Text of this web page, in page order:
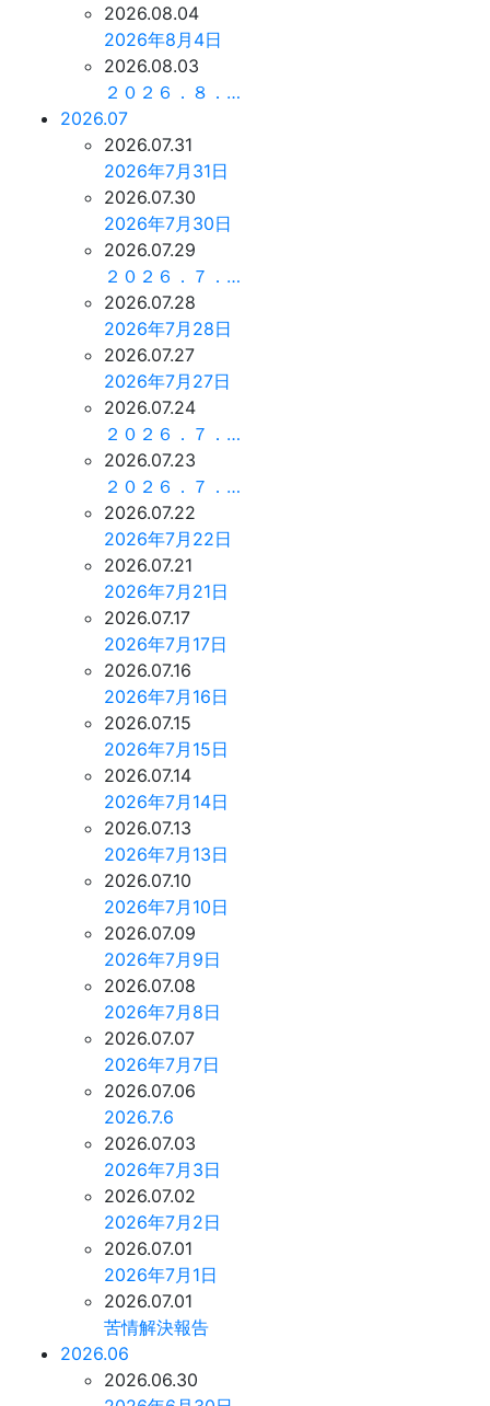
2026.08.04
2026年8月4日
2026.08.03
２０２６．８．…
2026.07
2026.07.31
2026年7月31日
2026.07.30
2026年7月30日
2026.07.29
２０２６．７．…
2026.07.28
2026年7月28日
2026.07.27
2026年7月27日
2026.07.24
２０２６．７．…
2026.07.23
２０２６．７．…
2026.07.22
2026年7月22日
2026.07.21
2026年7月21日
2026.07.17
2026年7月17日
2026.07.16
2026年7月16日
2026.07.15
2026年7月15日
2026.07.14
2026年7月14日
2026.07.13
2026年7月13日
2026.07.10
2026年7月10日
2026.07.09
2026年7月9日
2026.07.08
2026年7月8日
2026.07.07
2026年7月7日
2026.07.06
2026.7.6
2026.07.03
2026年7月3日
2026.07.02
2026年7月2日
2026.07.01
2026年7月1日
2026.07.01
苦情解決報告
2026.06
2026.06.30